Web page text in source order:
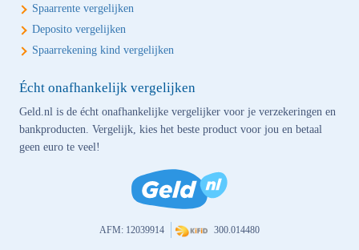
Spaarrente vergelijken
Deposito vergelijken
Spaarrekening kind vergelijken
Écht onafhankelijk vergelijken
Geld.nl is de écht onafhankelijke vergelijker voor je verzekeringen en
bankproducten. Vergelijk, kies het beste product voor jou en betaal
geen euro te veel!
AFM: 12039914 300.014480